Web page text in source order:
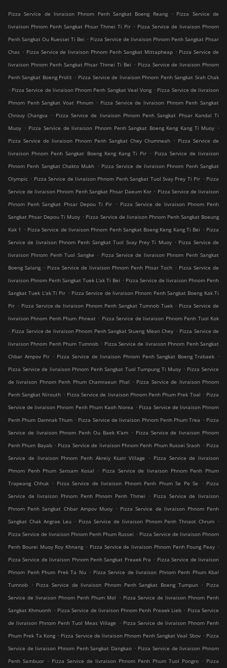
Pizza Service de livraison Phnom Penh Sangkat Boeng Reang . Pizza Service de
livraison Phnom Penh Sangkat Phsar Thmei Ti Pir . Pizza Service de livraison Phnom
Penh Sangkat Ou Ruessei Ti Bei . Pizza Service de livraison Phnom Penh Sangkat Phsar
Chas . Pizza Service de livraison Phnom Penh Sangkat Mittapheap . Pizza Service de
livraison Phnom Penh Sangkat Phsar Thmei Ti Bei . Pizza Service de livraison Phnom
Penh Sangkat Boeng Prolit . Pizza Service de livraison Phnom Penh Sangkat Srah Chak
. Pizza Service de livraison Phnom Penh Sangkat Veal Vong . Pizza Service de livraison
Phnom Penh Sangkat Voat Phnum . Pizza Service de livraison Phnom Penh Sangkat
Chrouy Changva
. Pizza Service de livraison Phnom Penh Sangkat Phsar Kandal Ti
Muoy . Pizza Service de livraison Phnom Penh Sangkat Boeng Keng Kang Ti Muoy .
Pizza Service de livraison Phnom Penh Sangkat Chey Chumneah . Pizza Service de
livraison Phnom Penh Sangkat Boeng Keng Kang Ti Pir . Pizza Service de livraison
Phnom Penh Sangkat Chakto Mukh . Pizza Service de livraison Phnom Penh Sangkat
Olympic . Pizza Service de livraison Phnom Penh Sangkat Tuol Svay Prey Ti Pir . Pizza
Service de livraison Phnom Penh Sangkat Phsar Daeum Kor . Pizza Service de livraison
Phnom Penh Sangkat Phsar Depou Ti Pir
. Pizza Service de livraison Phnom Penh
Sangkat Phsar Depou Ti Muoy . Pizza Service de livraison Phnom Penh Sangkat Boeung
Kak 1
. Pizza Service de livraison Phnom Penh Sangkat Boeng Keng Kang Ti Bei . Pizza
Service de livraison Phnom Penh Sangkat Tuol Svay Prey Ti Muoy . Pizza Service de
livraison Phnom Penh Tuol Sangke . Pizza Service de livraison Phnom Penh Sangkat
Boeng Salang . Pizza Service de livraison Phnom Penh Phsar Toch . Pizza Service de
livraison Phnom Penh Sangkat Tuek L'ak Ti Bei . Pizza Service de livraison Phnom Penh
Sangkat Tuek L'ak Ti Pir . Pizza Service de livraison Phnom Penh Sangkat Boeng Kak Ti
Pir . Pizza Service de livraison Phnom Penh Sangkat Tumnob Tuek . Pizza Service de
livraison Phnom Penh Phum Phneat . Pizza Service de livraison Phnom Penh Tuol Kok
. Pizza Service de livraison Phnom Penh Sangkat Stueng Mean Chey . Pizza Service de
livraison Phnom Penh Phum Tumnob . Pizza Service de livraison Phnom Penh Sangkat
Chbar Ampov Pir . Pizza Service de livraison Phnom Penh Sangkat Boeng Trabaek .
Pizza Service de livraison Phnom Penh Sangkat Tuol Tumpung Ti Muoy . Pizza Service
de livraison Phnom Penh Phum Chamraeun Phal . Pizza Service de livraison Phnom
Penh Sangkat Nirouth . Pizza Service de livraison Phnom Penh Phum Prek Toal . Pizza
Service de livraison Phnom Penh Phum Kaoh Norea . Pizza Service de livraison Phnom
Penh Phum Damnak Thum . Pizza Service de livraison Phnom Penh Phum Trea . Pizza
Service de livraison Phnom Penh Ou Baek K'am . Pizza Service de livraison Phnom
Penh Phum Bayab . Pizza Service de livraison Phnom Penh Phum Russei Sraoh . Pizza
Service de livraison Phnom Penh Akreiy Ksatr Village
. Pizza Service de livraison
Phnom Penh Phum Sansam Kosal
. Pizza Service de livraison Phnom Penh Phum
Trapeang Chhuk
. Pizza Service de livraison Phnom Penh Phum Se Pe Se . Pizza
Service de livraison Phnom Penh Phnom Penh Thmei
. Pizza Service de livraison
Phnom Penh Sangkat Chbar Ampov Muoy . Pizza Service de livraison Phnom Penh
Sangkat Chak Angrae Leu . Pizza Service de livraison Phnom Penh Thnaot Chrum .
Pizza Service de livraison Phnom Penh Phum Russei . Pizza Service de livraison Phnom
Penh Bourei Muoy Roy Khnang . Pizza Service de livraison Phnom Penh Poung Peay .
Pizza Service de livraison Phnom Penh Sangkat Preaek Pra . Pizza Service de livraison
Phnom Penh Phum Prek Ta Nu . Pizza Service de livraison Phnom Penh Phum Kbal
Tumnob
. Pizza Service de livraison Phnom Penh Sangkat Boeng Tumpun . Pizza
Service de livraison Phnom Penh Phum Mol
. Pizza Service de livraison Phnom Penh
Sangkat Khmuonh . Pizza Service de livraison Phnom Penh Preaek Lieb . Pizza Service
de livraison Phnom Penh Tuol Meas Village
. Pizza Service de livraison Phnom Penh
Phum Prek Ta Kong . Pizza Service de livraison Phnom Penh Sangkat Veal Sbov . Pizza
Service de livraison Phnom Penh Sangkat Dangkao . Pizza Service de livraison Phnom
Penh Sambuor . Pizza Service de livraison Phnom Penh Phum Tuol Pongro . Pizza